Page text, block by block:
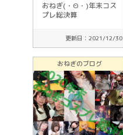
おねぎ(・Θ・)年末コス
プレ総決算
更新日：2021/12/30
おねぎのブログ